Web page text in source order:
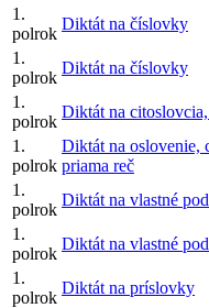
1.
polrok
Diktát na číslovky
1.
polrok
Diktát na číslovky
1.
polrok
Diktát na
1.
polrok
Diktát na oslovenie,
priama reč
1.
polrok
Diktát na vlastné
1.
polrok
Diktát na vlastné
1.
polrok
Diktát na príslovky